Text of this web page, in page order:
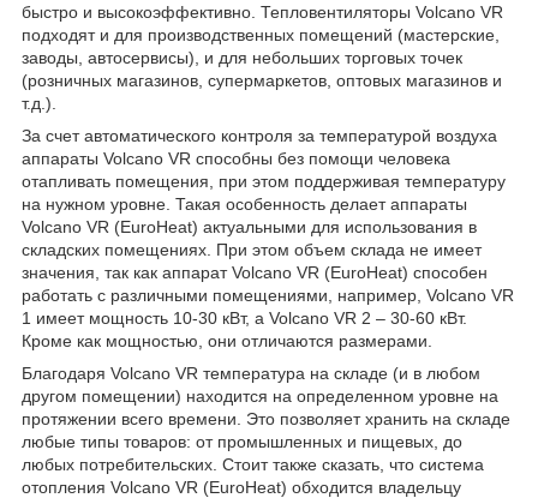
быстро и высокоэффективно. Тепловентиляторы Volcano VR
подходят и для производственных помещений (мастерские,
заводы, автосервисы), и для небольших торговых точек
(розничных магазинов, супермаркетов, оптовых магазинов и
т.д.).
За счет автоматического контроля за температурой воздуха
аппараты Volcano VR способны без помощи человека
отапливать помещения, при этом поддерживая температуру
на нужном уровне. Такая особенность делает аппараты
Volcano VR (EuroHeat) актуальными для использования в
складских помещениях. При этом объем склада не имеет
значения, так как аппарат Volcano VR (EuroHeat) способен
работать с различными помещениями, например, Volcano VR
1 имеет мощность 10-30 кВт, а Volcano VR 2 – 30-60 кВт.
Кроме как мощностью, они отличаются размерами.
Благодаря Volcano VR температура на складе (и в любом
другом помещении) находится на определенном уровне на
протяжении всего времени. Это позволяет хранить на складе
любые типы товаров: от промышленных и пищевых, до
любых потребительских. Стоит также сказать, что система
отопления Volcano VR (EuroHeat) обходится владельцу